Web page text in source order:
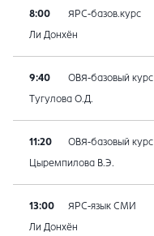
8:00 ЯРС-базов.курс
Ли Донхён
9:40 ОВЯ-базовый курс
Тугулова О.Д.
11:20 ОВЯ-базовый курс
Цыремпилова В.Э.
13:00 ЯРС-язык СМИ
Ли Донхён